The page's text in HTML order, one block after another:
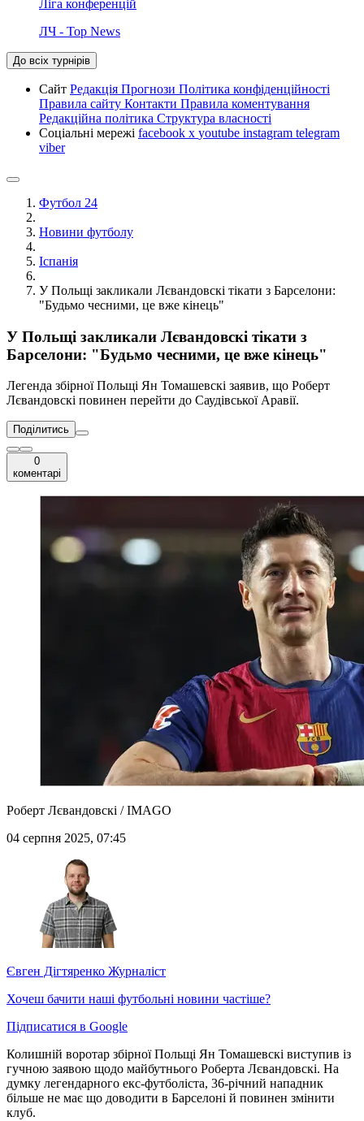
Ліга конференцій
ЛЧ - Top News
До всіх турнірів
Сайт Редакція Прогнози Політика конфіденційності
Правила сайту Контакти Правила коментування
Редакційна політика Структура власності
Соціальні мережі facebook x youtube instagram telegram
viber
Футбол 24
Новини футболу
Іспанія
У Польщі закликали Лєвандовскі тікати з Барселони:
"Будьмо чесними, це вже кінець"
У Польщі закликали Лєвандовскі тікати з
Барселони: "Будьмо чесними, це вже кінець"
Легенда збірної Польщі Ян Томашевскі заявив, що Роберт
Лєвандовскі повинен перейти до Саудівської Аравії.
Поділитись
0
коментарі
Роберт Лєвандовскі / IMAGO
04 серпня 2025, 07:45
Євген Дігтяренко Журналіст
Хочеш бачити наші футбольні новини частіше?
Підписатися в Google
Колишній воротар збірної Польщі Ян Томашевскі виступив із
гучною заявою щодо майбутнього Роберта Лєвандовскі. На
думку легендарного екс-футболіста, 36-річний нападник
більше не має що доводити в Барселоні й повинен змінити
клуб.